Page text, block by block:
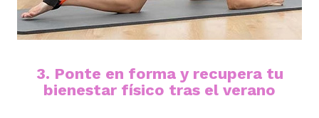
3. Ponte en forma y recupera tu
bienestar físico tras el verano